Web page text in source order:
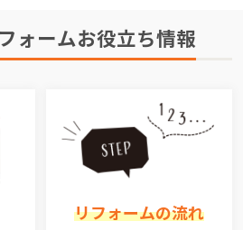
ォームお役立ち情報
リフォームの流れ